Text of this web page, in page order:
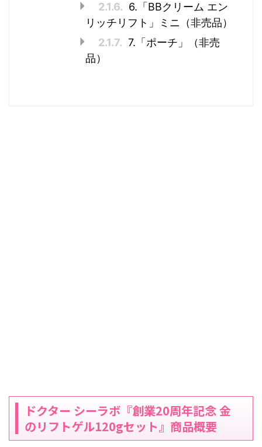
2.1.6. 6.「BBクリーム エン
リッチリフト」ミニ（非売品）
2.1.7. 7.「ポーチ」（非売
品）
ドクター シーラボ『創業20周年記念 金
のリフトゲル120gセット』商品概要